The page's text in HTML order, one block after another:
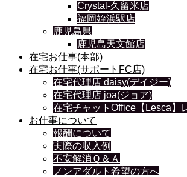
Crystal-久留米店
福岡姪浜駅店
鹿児島県
鹿児島天文館店
在宅お仕事(本部)
在宅お仕事(サポートFC店)
在宅代理店 daisy(デイジー)
在宅代理店 joa(ジョア)
在宅チャットOffice【Lesca】
お仕事について
報酬について
実際の収入例
不安解消Ｑ＆Ａ
ノンアダルト希望の方へ